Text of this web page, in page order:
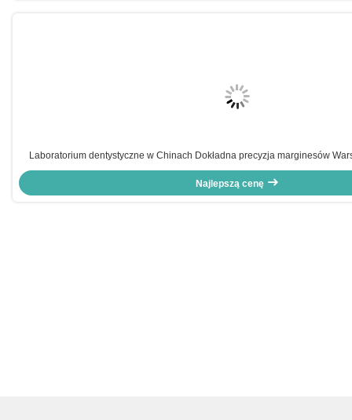
Laboratorium dentystyczne w Chinach Dokładna precyzja marginesów
Hipoalergiczny biokompatybilny materiał dentystyczny do
Najlepszą cenę